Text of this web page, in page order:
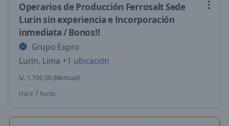
Operarios de Producción Ferrosalt Sede
Lurin sin experiencia e Incorporación
inmediata / Bonos!!
Grupo Expro
Lurin, Lima +1 ubicación
S/. 1.700,00 (Mensual)
Hace 7 horas